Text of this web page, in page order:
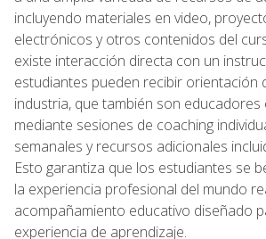
incluyendo materiales en video,
electrónicos y otros contenidos del
existe interacción directa con un
estudiantes pueden recibir orientación
industria, que también son
mediante sesiones de coaching
semanales y recursos adicionales
Esto garantiza que los estudiantes se
la experiencia profesional del mundo
acompañamiento educativo diseñado
experiencia de aprendizaje.